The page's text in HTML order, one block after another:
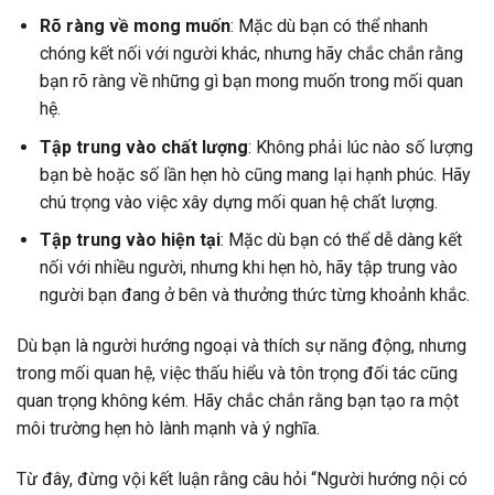
Rõ ràng về mong muốn: Mặc dù bạn có thể nhanh
chóng kết nối với người khác, nhưng hãy chắc chắn rằng
bạn rõ ràng về những gì bạn mong muốn trong mối quan
hệ.
Tập trung vào chất lượng: Không phải lúc nào số lượng
bạn bè hoặc số lần hẹn hò cũng mang lại hạnh phúc. Hãy
chú trọng vào việc xây dựng mối quan hệ chất lượng.
Tập trung vào hiện tại: Mặc dù bạn có thể dễ dàng kết
nối với nhiều người, nhưng khi hẹn hò, hãy tập trung vào
người bạn đang ở bên và thưởng thức từng khoảnh khắc.
Dù bạn là người hướng ngoại và thích sự năng động, nhưng
trong mối quan hệ, việc thấu hiểu và tôn trọng đối tác cũng
quan trọng không kém. Hãy chắc chắn rằng bạn tạo ra một
môi trường hẹn hò lành mạnh và ý nghĩa.
Từ đây, đừng vội kết luận rằng câu hỏi “Người hướng nội có